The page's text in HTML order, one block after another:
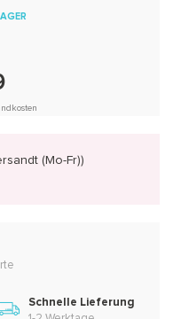
(Mo-Fr))
Schnelle Lieferung